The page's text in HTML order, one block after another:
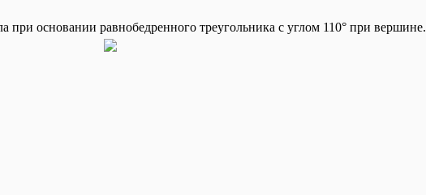
основании равнобедренного треугольника с углом 110° при вершине.